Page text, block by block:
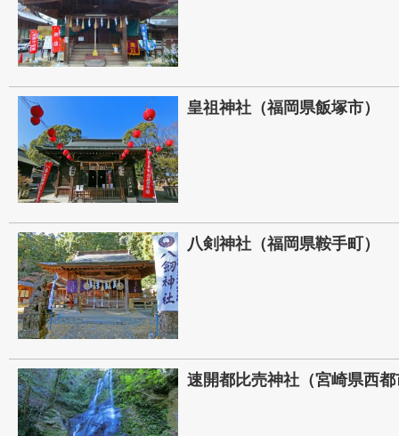
皇祖神社（福岡県飯塚市）
八剣神社（福岡県鞍手町）
速開都比売神社（宮崎県西